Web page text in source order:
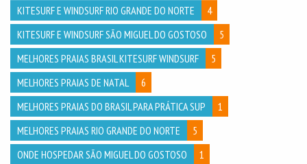
KITESURF E WINDSURF RIO GRANDE DO NORTE
4
KITESURF E WINDSURF SÃO MIGUEL DO GOSTOSO
5
MELHORES PRAIAS BRASIL KITESURF WINDSURF
5
MELHORES PRAIAS DE NATAL
6
MELHORES PRAIAS DO BRASIL PARA PRÁTICA SUP
1
MELHORES PRAIAS RIO GRANDE DO NORTE
5
ONDE HOSPEDAR SÃO MIGUEL DO GOSTOSO
1